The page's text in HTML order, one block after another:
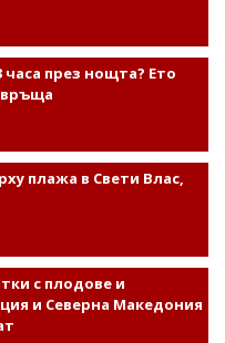
часа през нощта? Ето
връща
плажа в Свети Влас,
с плодове и
и Северна Македония